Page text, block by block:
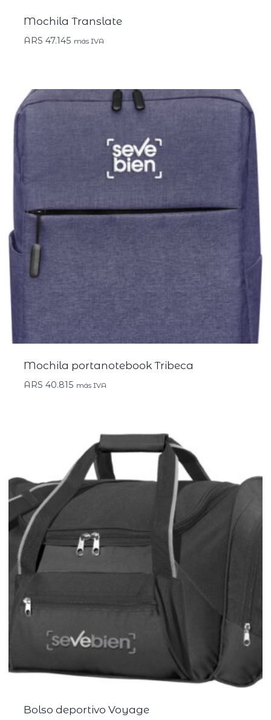
Mochila Translate
ARS 47.145 más IVA
Mochila portanotebook Tribeca
ARS 40.815 más IVA
Bolso deportivo Voyage